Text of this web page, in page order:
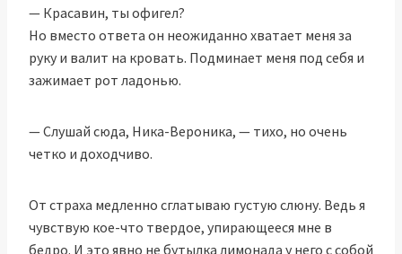
— Красавин, ты офигел?
Но вместо ответа он неожиданно хватает меня за
руку и валит на кровать. Подминает меня под себя и
зажимает рот ладонью.
— Слушай сюда, Ника-Вероника, — тихо, но очень
четко и доходчиво.
От страха медленно сглатываю густую слюну. Ведь я
чувствую кое-что твердое, упирающееся мне в
бедро. И это явно не бутылка лимонада у него с собой